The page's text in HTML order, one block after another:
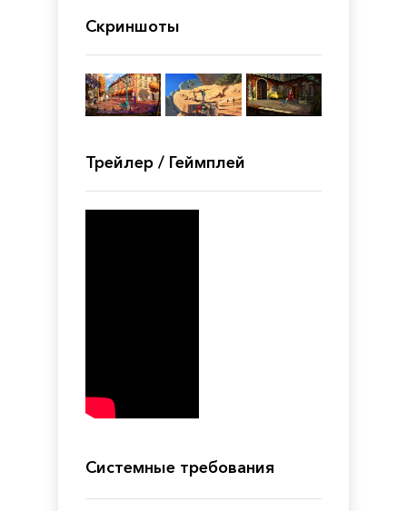
Скриншоты
Трейлер / Геймплей
Системные требования